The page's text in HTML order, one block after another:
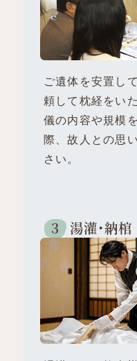
ご遺体を安置し
頼して枕経をい
儀の内容や規模
際、故人との思
さい。
湯灌・納棺